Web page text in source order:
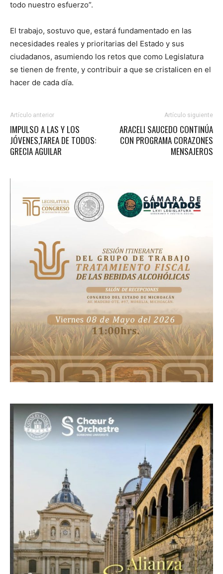
todo nuestro esfuerzo”.
El trabajo, sostuvo que, estará fundamentado en las
necesidades reales y prioritarias del Estado y sus
ciudadanos, asumiendo los retos que como Legislatura
se tienen de frente, y contribuir a que se cristalicen en el
hacer de cada día.
Artículo anterior
IMPULSO A LAS Y LOS
JÓVENES,TAREA DE TODOS:
GRECIA AGUILAR
Artículo siguiente
ARACELI SAUCEDO CONTINÚA
CON PROGRAMA CORAZONES
MENSAJEROS